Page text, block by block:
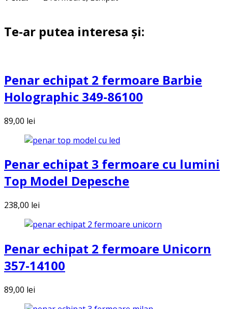
Te-ar putea interesa și:
Penar echipat 2 fermoare Barbie
Holographic 349-86100
89,00 lei
Penar echipat 3 fermoare cu lumini
Top Model Depesche
238,00 lei
Penar echipat 2 fermoare Unicorn
357-14100
89,00 lei